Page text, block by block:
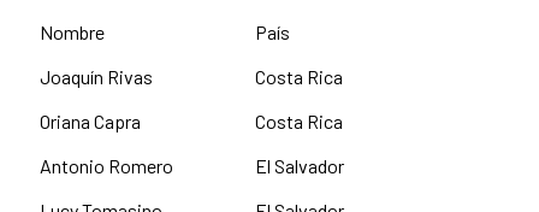
Nombre
País
Joaquín Rivas
Costa Rica
Oriana Capra
Costa Rica
Antonio Romero
El Salvador